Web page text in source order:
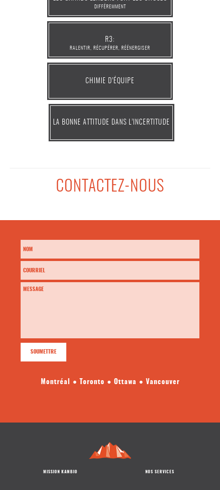
DIFFÉREMMENT
R3:
RALENTIR, RÉCUPÉRER, RÉÉNERGISER
CHIMIE D’ÉQUIPE
LA BONNE ATTITUDE DANS L’INCERTITUDE
CONTACTEZ-NOUS
SOUMETTRE
Montréal ● Toronto ● Ottawa ● Vancouver
MISSION KAMBIO NOS SERVICES